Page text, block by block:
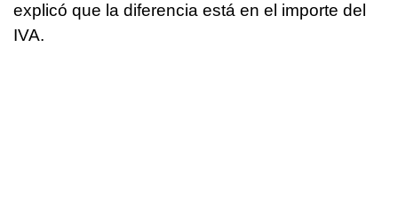
explicó que la diferencia está en el importe del
IVA.